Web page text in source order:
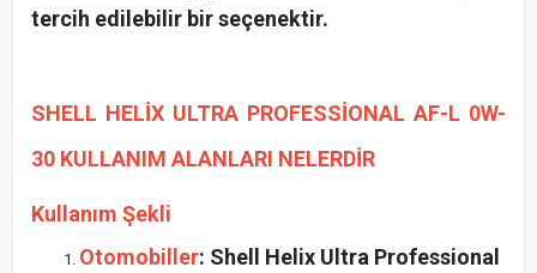
tercih edilebilir bir seçenektir.
SHELL HELİX ULTRA PROFESSİONAL AF-L 0W-
30 KULLANIM ALANLARI NELERDİR
Kullanım Şekli
Otomobiller: Shell Helix Ultra Professional